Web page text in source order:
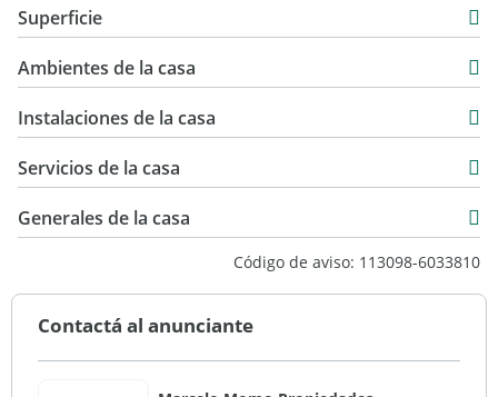
Venta
USD 68.000
Superficie
40 m2
420 m2
Ambientes de la casa
Instalaciones de la casa
Servicios de la casa
Generales de la casa
Código de aviso: 113098-6033810
Contactá al anunciante